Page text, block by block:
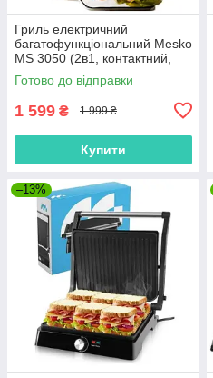
Гриль електричний
багатофункціональний Mesko
MS 3050 (2в1, контактний,
розкладний, 2500Вт)
Готово до відправки
1 599 ₴ 1 999 ₴
Купити
–13%